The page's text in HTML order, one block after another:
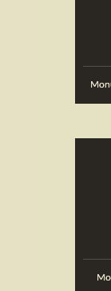
Monumentul funerar Christea Manea